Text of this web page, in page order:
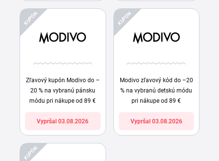
KUPÓN
Zľavový kupón Modivo do –
20 % na vybranú pánsku
módu pri nákupe od 89 €
Vypršal 03.08.2026
KUPÓN
Modivo zľavový kód do –20
% na vybranú detskú módu
pri nákupe od 89 €
Vypršal 03.08.2026
KUPÓN